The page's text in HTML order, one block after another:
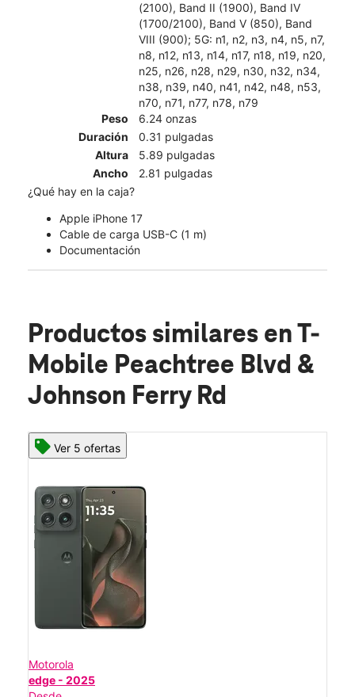
(2100), Band II (1900), Band IV
(1700/2100), Band V (850), Band
VIII (900); 5G: n1, n2, n3, n4, n5, n7,
n8, n12, n13, n14, n17, n18, n19, n20,
n25, n26, n28, n29, n30, n32, n34,
n38, n39, n40, n41, n42, n48, n53,
n70, n71, n77, n78, n79
Peso
6.24 onzas
Duración
0.31 pulgadas
Altura
5.89 pulgadas
Ancho
2.81 pulgadas
¿Qué hay en la caja?
Apple iPhone 17
Cable de carga USB-C (1 m)
Documentación
Productos similares en T-
Mobile Peachtree Blvd &
Johnson Ferry Rd
Ver 5 ofertas
Motorola
edge - 2025